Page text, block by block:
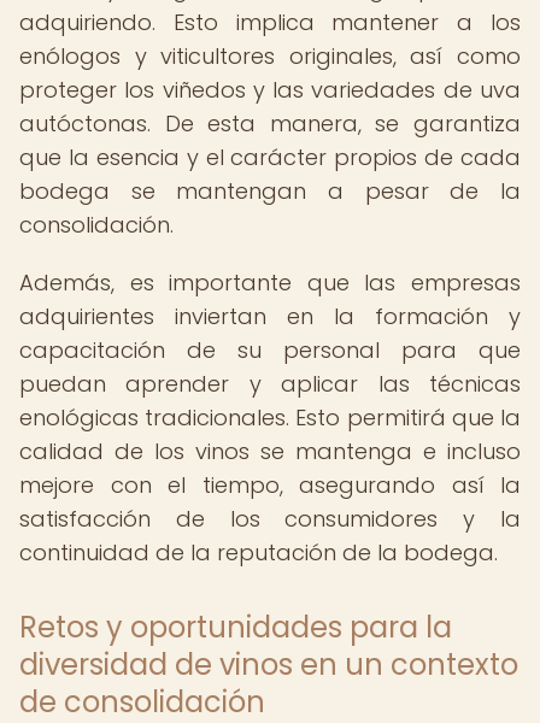
adquiriendo. Esto implica mantener a los
enólogos y viticultores originales, así como
proteger los viñedos y las variedades de uva
autóctonas. De esta manera, se garantiza
que la esencia y el carácter propios de cada
bodega se mantengan a pesar de la
consolidación.
Además, es importante que las empresas
adquirientes inviertan en la formación y
capacitación de su personal para que
puedan aprender y aplicar las técnicas
enológicas tradicionales. Esto permitirá que la
calidad de los vinos se mantenga e incluso
mejore con el tiempo, asegurando así la
satisfacción de los consumidores y la
continuidad de la reputación de la bodega.
Retos y oportunidades para la
diversidad de vinos en un contexto
de consolidación